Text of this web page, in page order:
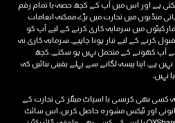
ہے اور اس میں آپ کے کچھ حصہ یا تمام رقم
منڈیوں میں تجارت میں بڑے ممکنہ انعامات
میں سرمایہ کاری کرنے کے لیے آپ کو
کرنے کے لیے تیار ہونا چاہیے۔ سرمایہ کاری نہ
آپ کھونے کے متحمل نہیں ہو سکتے۔ کچھ
ہے، اپنا پیسہ لگانے سے پہلے یقینی بنائیں کہ
نہیں۔
بھی کرنسی یا اسپاٹ میٹلز کی تجارت کے
اور ٹیکس مشورہ حاصل کریں۔ اس سائٹ